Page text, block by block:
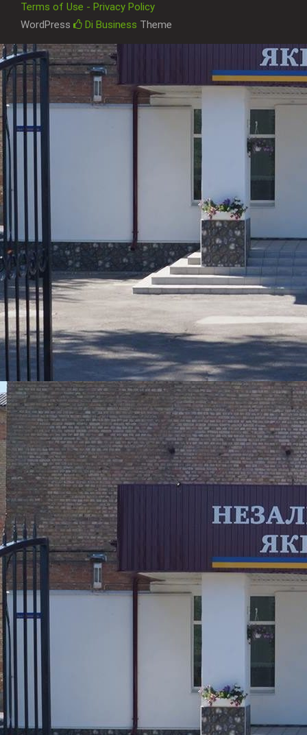
Terms of Use - Privacy Policy
WordPress
Di Business Theme